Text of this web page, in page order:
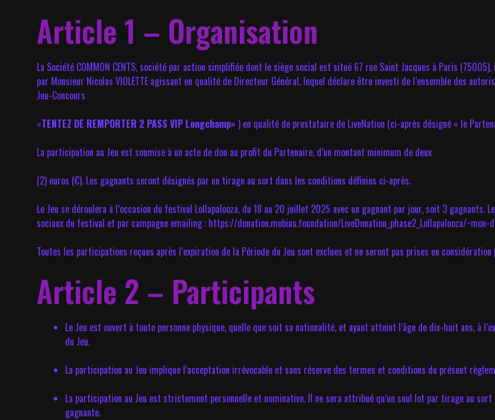
Article 1 – Organisation
La Société COMMON CENTS, société par action simplifiée dont le siège social est situé 67 rue Saint Jacques à Paris
par Monsieur Nicolas VIOLETTE agissant en qualité de Directeur Général, lequel déclare être investi de l’ensemble des
Jeu-Concours
«TENTEZ DE REMPORTER 2 PASS VIP Longchamp» ) en qualité de prestataire de LiveNation (ci-après désigné « le
La participation au Jeu est soumise à un acte de don au profit du Partenaire, d’un montant minimum de deux
(2) euros (€). Les gagnants seront désignés par un tirage au sort dans les conditions définies ci-après.
Le Jeu se déroulera à l’occasion du festival Lollapalooza, du 18 au 20 juillet 2025 avec un gagnant par jour, soit 3 gagnants.
sociaux du festival et par campagne emailing : https://donation.mobius.foundation/LiveDonation_phase2_Lollapalooza/~mon-
Toutes les participations reçues après l’expiration de la Période du Jeu sont exclues et ne seront pas prises en considération
Article 2 – Participants
Le Jeu est ouvert à toute personne physique, quelle que soit sa nationalité, et ayant atteint l’âge de dix-huit ans, à
du Jeu.
La participation au Jeu implique l’acceptation irrévocable et sans réserve des termes et conditions du présent
La participation au Jeu est strictement personnelle et nominative. Il ne sera attribué qu’un seul lot par tirage au
gagnante.